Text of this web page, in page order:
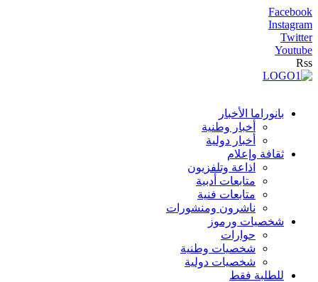
Facebook
Instagram
Twitter
Youtube
Rss
بانوراما الأخبار
أخبار وطنية
أخبار دولية
ثقافة وإعلام
اذاعة وتلفزيون
متابعات أدبية
متابعات فنية
ناشرون ومنشورات
شخصيات ورموز
حوارات
شخصيات وطنية
شخصيات دولية
للطلبة فقط